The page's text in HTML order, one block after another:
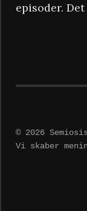
episoder.
© 2026
Vi skaber